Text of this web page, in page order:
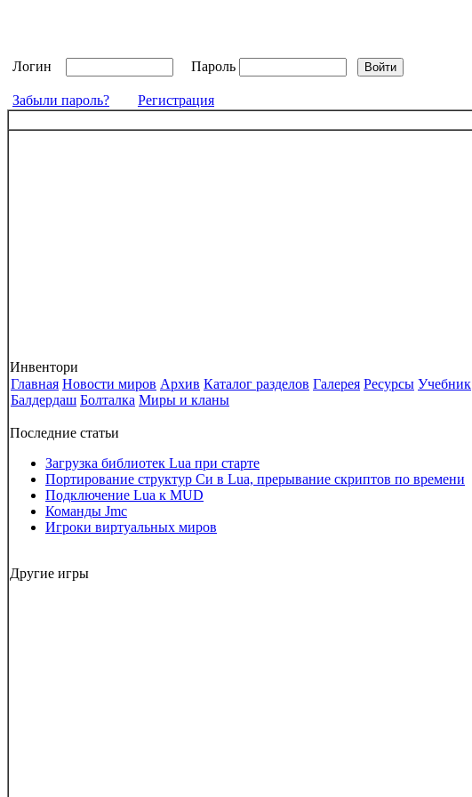
Логин Пароль
Забыли пароль? Регистрация
Инвентори
Главная Новости миров Архив Каталог разделов Галерея Ресурсы Учебник
Балдердаш Болталка Миры и кланы
Последние статьи
Загрузка библиотек Lua при старте
Портирование структур Си в Lua, прерывание скриптов по времени
Подключение Lua к MUD
Команды Jmc
Игроки виртуальных миров
Другие игры